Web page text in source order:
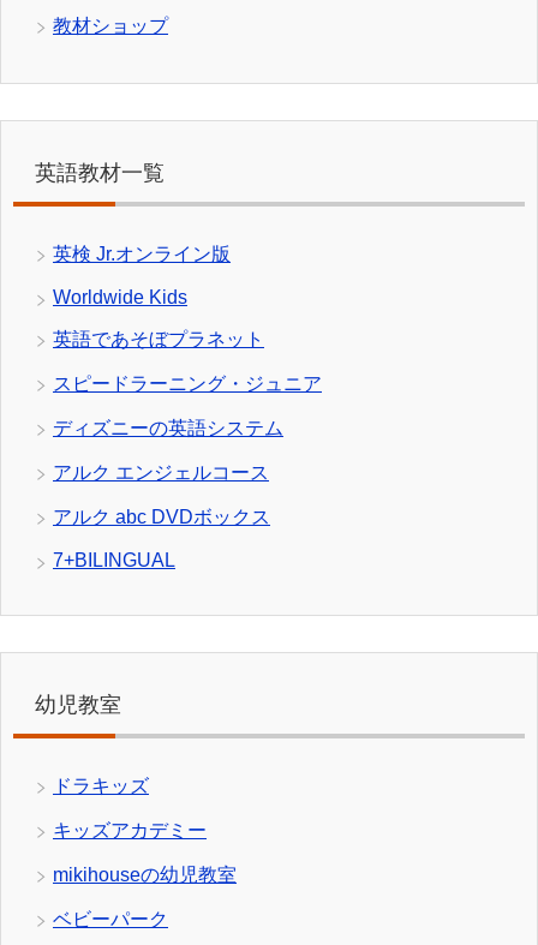
教材ショップ
英語教材一覧
英検 Jr.オンライン版
Worldwide Kids
英語であそぼプラネット
スピードラーニング・ジュニア
ディズニーの英語システム
アルク エンジェルコース
アルク abc DVDボックス
7+BILINGUAL
幼児教室
ドラキッズ
キッズアカデミー
mikihouseの幼児教室
ベビーパーク